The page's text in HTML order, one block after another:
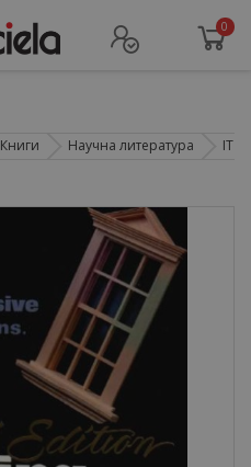
0
Книги Научна литература IT